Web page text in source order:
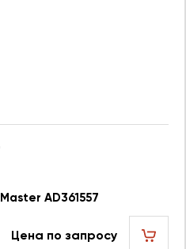
AD361557
Цена по запросу